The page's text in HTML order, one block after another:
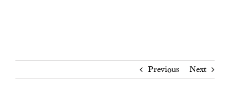
Previous Next